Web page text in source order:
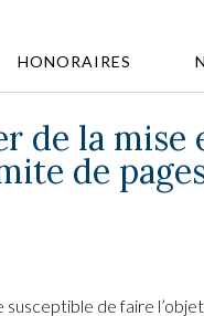
HONORAIRES
de la mise
de
de faire